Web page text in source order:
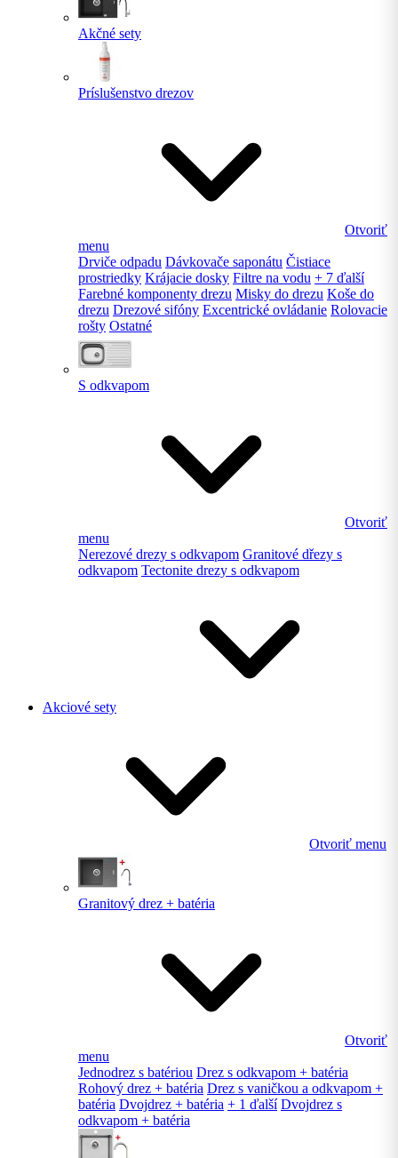
Akčné sety
Príslušenstvo drezov
Otvoriť
menu
Drviče odpadu Dávkovače saponátu Čistiace
prostriedky Krájacie dosky Filtre na vodu + 7 ďalší
Farebné komponenty drezu Misky do drezu Koše do
drezu Drezové sifóny Excentrické ovládanie Rolovacie
rošty Ostatné
S odkvapom
Otvoriť
menu
Nerezové drezy s odkvapom Granitové dřezy s
odkvapom Tectonite drezy s odkvapom
Akciové sety
Otvoriť menu
Granitový drez + batéria
Otvoriť
menu
Jednodrez s batériou Drez s odkvapom + batéria
Rohový drez + batéria Drez s vaničkou a odkvapom +
batéria Dvojdrez + batéria + 1 ďalší Dvojdrez s
odkvapom + batéria